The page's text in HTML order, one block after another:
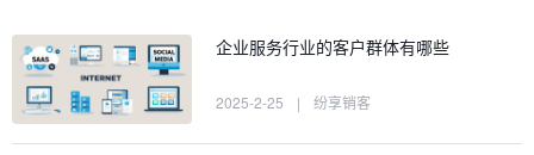
企业服务行业的客户群体有哪些
2025-2-25 | 纷享销客